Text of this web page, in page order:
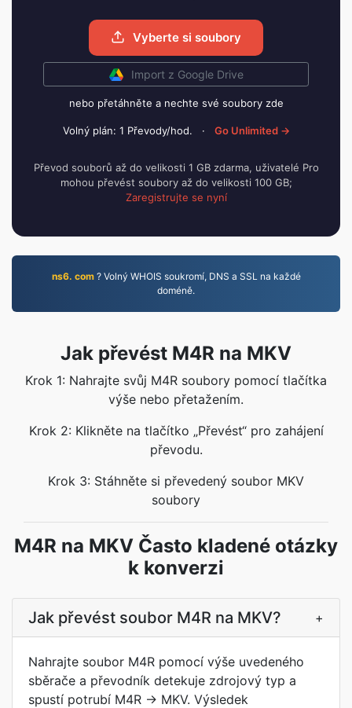
Vyberte si soubory
Import z Google Drive
nebo přetáhněte a nechte své soubory zde
Volný plán: 1 Převody/hod. · Go Unlimited →
Převod souborů až do velikosti 1 GB zdarma, uživatelé Pro
mohou převést soubory až do velikosti 100 GB;
Zaregistrujte se nyní
ns6. com? Volný WHOIS soukromí, DNS a SSL na každé
doméně.
Jak převést M4R na MKV
Krok 1: Nahrajte svůj M4R soubory pomocí tlačítka
výše nebo přetažením.
Krok 2: Klikněte na tlačítko „Převést“ pro zahájení
převodu.
Krok 3: Stáhněte si převedený soubor MKV
soubory
M4R na MKV Často kladené otázky
k konverzi
Jak převést soubor M4R na MKV? +
Nahrajte soubor M4R pomocí výše uvedeného
sběrače a převodník detekuje zdrojový typ a
spustí potrubí M4R -> MKV. Výsledek